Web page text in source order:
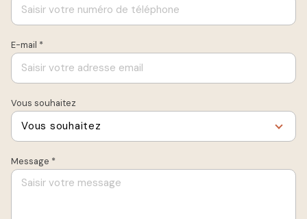
E-mail *
Vous souhaitez
Vous souhaitez
Message *